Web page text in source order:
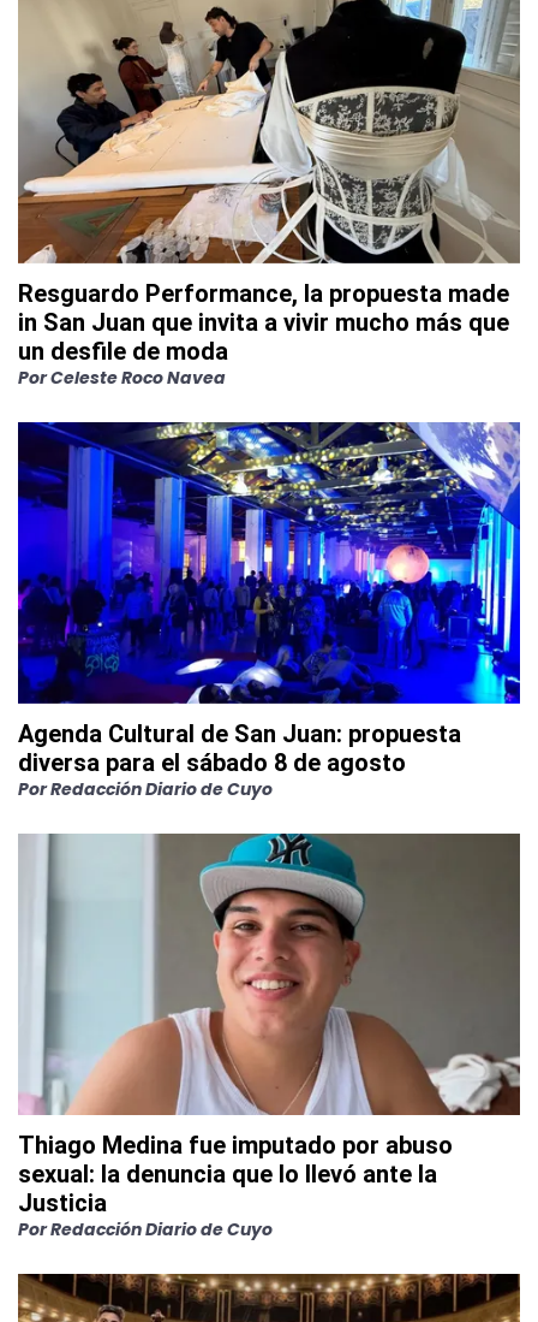
Resguardo Performance, la propuesta made
in San Juan que invita a vivir mucho más que
un desfile de moda
PorCeleste Roco Navea
Agenda Cultural de San Juan: propuesta
diversa para el sábado 8 de agosto
PorRedacción Diario de Cuyo
Thiago Medina fue imputado por abuso
sexual: la denuncia que lo llevó ante la
Justicia
PorRedacción Diario de Cuyo